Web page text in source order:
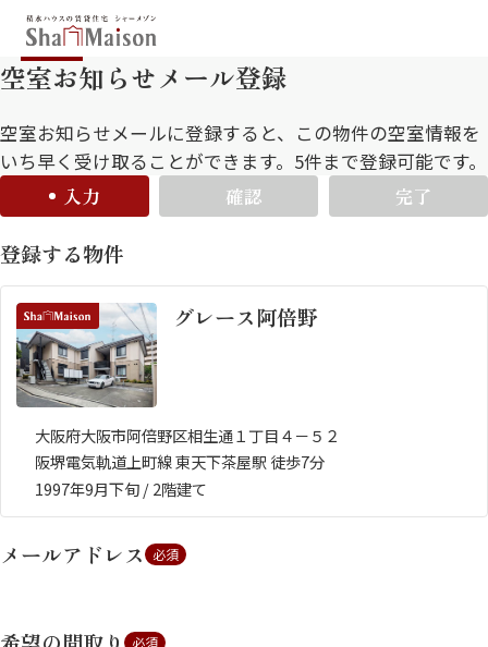
保存した条件
お気に入り
北海道
中部
九州
市区郡・路線・駅から探す
通勤・通学時間から探す
人気のカテゴリから探す
空室お知らせメール登録
空室お知らせメールに登録すると、この物件の空室情報を
いち早く受け取ることができます。5件まで登録可能です。
入力
確認 完了
登録する物件
グレース阿倍野
大阪府大阪市阿倍野区相生通１丁目４－５２
阪堺電気軌道上町線 東天下茶屋駅 徒歩7分
1997年9月下旬 / 2階建て
メールアドレス 必須
必須